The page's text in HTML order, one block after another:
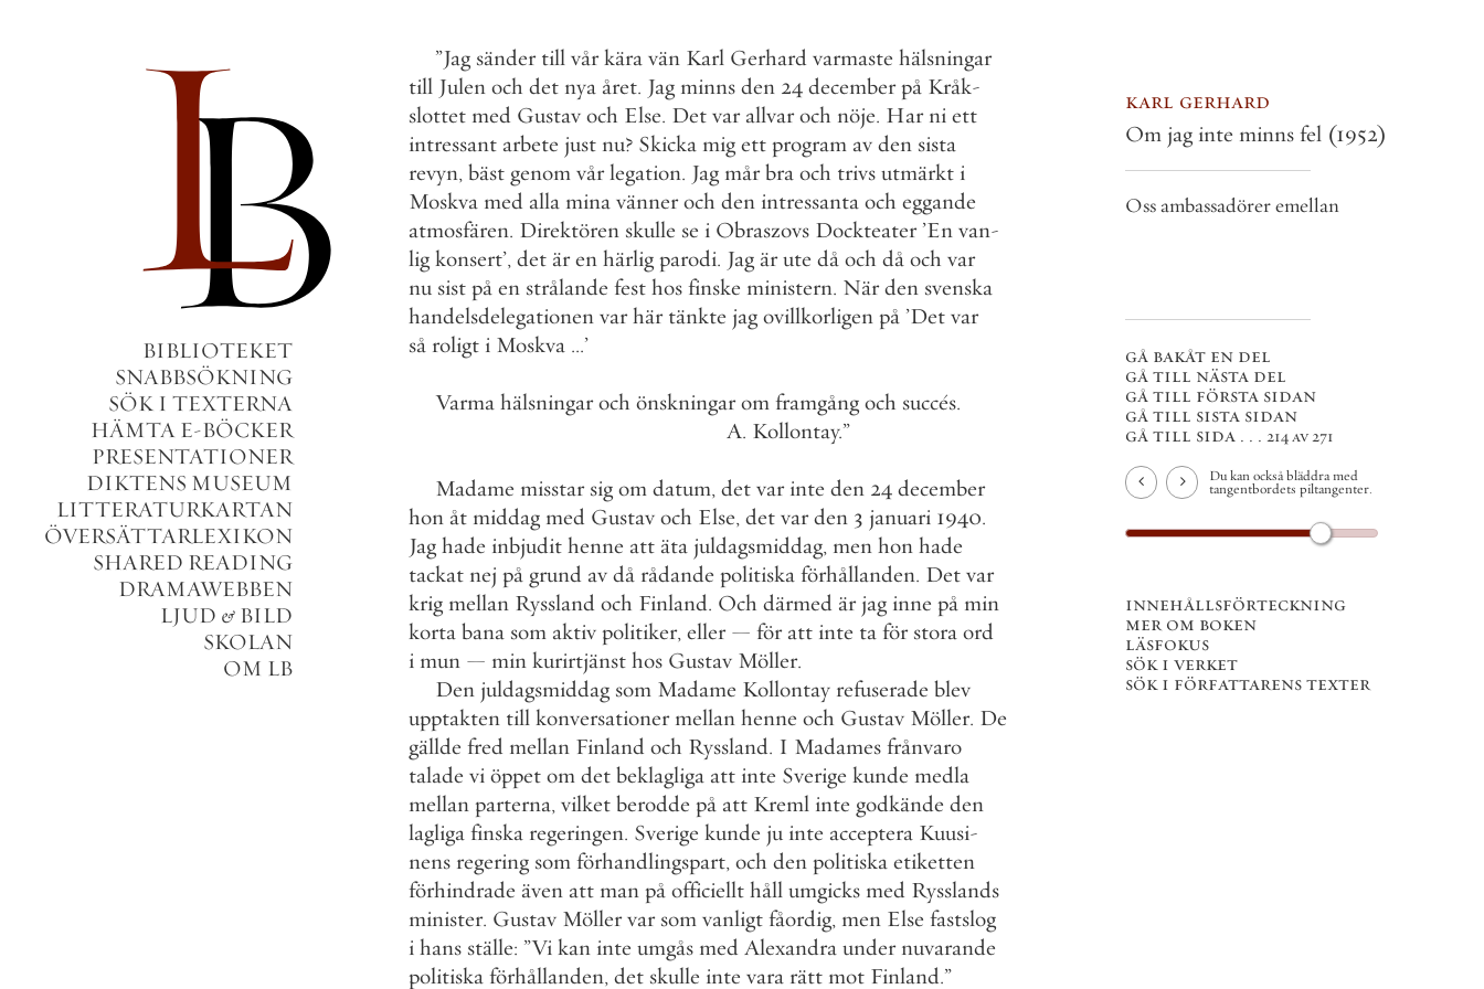
BIBLIOTEKET
SNABBSÖKNING
SÖK I TEXTERNA
HÄMTA E-BÖCKER
PRESENTATIONER
DIKTENS MUSEUM
LITTERATURKARTAN
ÖVERSÄTTARLEXIKON
SHARED READING
DRAMAWEBBEN
LJUD & BILD
SKOLAN
OM LB
”Jag sänder till vår kära vän Karl Gerhard varmaste hälsningar
till Julen och det nya året. Jag minns den 24 december på Kråk-
slottet med Gustav och Else. Det var allvar och nöje. Har ni ett
intressant arbete just nu? Skicka mig ett program av den sista
revyn, bäst genom vår legation. Jag mår bra och trivs utmärkt i
Moskva med alla mina vänner och den intressanta och eggande
atmosfären. Direktören skulle se i Obraszovs Dockteater ’En van-
lig konsert’, det är en härlig parodi. Jag är ute då och då och var
nu sist på en strålande fest hos finske ministern. När den svenska
handelsdelegationen var här tänkte jag ovillkorligen på ’Det var
så roligt i Moskva ...’
Varma hälsningar och önskningar om framgång och succés.
A. Kollontay.”
Madame misstar sig om datum, det var inte den 24 december
hon åt middag med Gustav och Else, det var den 3 januari 1940.
Jag hade inbjudit henne att äta juldagsmiddag, men hon hade
tackat nej på grund av då rådande politiska förhållanden. Det var
krig mellan Ryssland och Finland. Och därmed är jag inne på min
korta bana som aktiv politiker, eller — för att inte ta för stora ord
i mun — min kurirtjänst hos Gustav Möller.
Den juldagsmiddag som Madame Kollontay refuserade blev
upptakten till konversationer mellan henne och Gustav Möller. De
gällde fred mellan Finland och Ryssland. I Madames frånvaro
talade vi öppet om det beklagliga att inte Sverige kunde medla
mellan parterna, vilket berodde på att Kreml inte godkände den
lagliga finska regeringen. Sverige kunde ju inte acceptera Kuusi-
nens regering som förhandlingspart, och den politiska etiketten
förhindrade även att man på officiellt håll umgicks med Rysslands
minister. Gustav Möller var som vanligt fåordig, men Else fastslog
i hans ställe: ”Vi kan inte umgås med Alexandra under nuvarande
politiska förhållanden, det skulle inte vara rätt mot Finland.”
karl gerhard
Om jag inte minns fel (1952)
Oss ambassadörer emellan
gå bakåt en del
gå till nästa del
gå till första sidan
gå till sista sidan
gå till sida . . . 214 av 271
Du kan också bläddra med
tangentbordets piltangenter.
innehållsförteckning
mer om boken
läsfokus
sök i verket
sök i författarens texter